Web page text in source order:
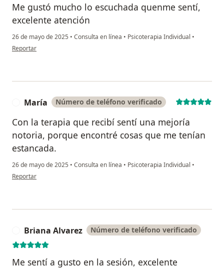
Me gustó mucho lo escuchada quenme sentí,
excelente atención
26 de mayo de 2025 • Consulta en línea • Psicoterapia Individual •
en opinión del usuario Rafaela
Reportar
María Número de teléfono verificado
Con la terapia que recibí sentí una mejoría
notoria, porque encontré cosas que me tenían
estancada.
26 de mayo de 2025 • Consulta en línea • Psicoterapia Individual •
en opinión del usuario María
Reportar
Briana Alvarez Número de teléfono verificado
Me sentí a gusto en la sesión, excelente